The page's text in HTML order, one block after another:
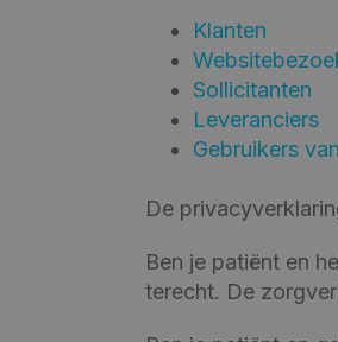
Klanten
Sollicitanten
Leveranciers
Gebruikers
De
Ben je patiënt en
terecht. De